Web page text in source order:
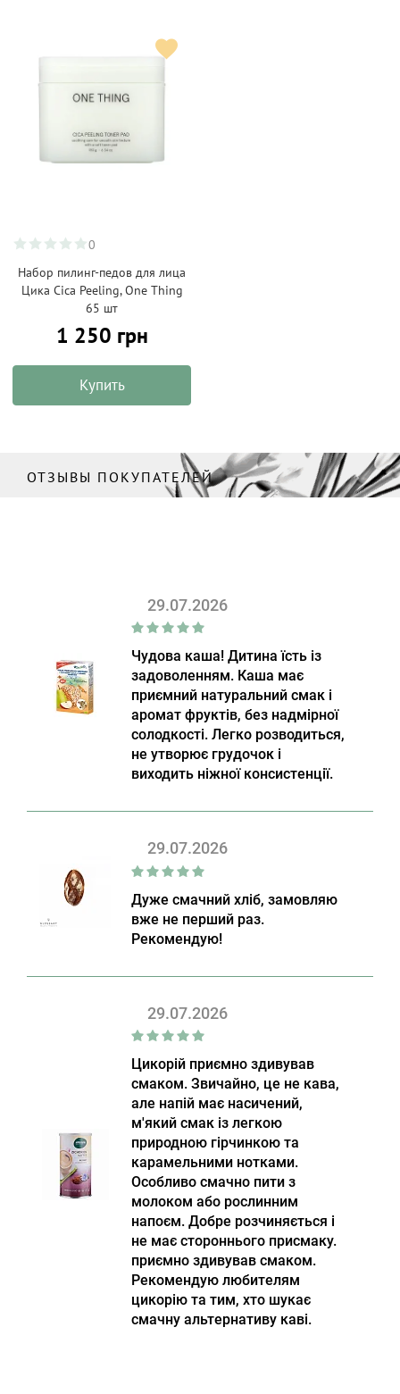
0
Набор пилинг-педов для лица
Цика Cica Peeling, One Thing
65 шт
1 250 грн
Купить
ОТЗЫВЫ ПОКУПАТЕЛЕЙ
29.07.2026
Чудова каша! Дитина їсть із
задоволенням. Каша має
приємний натуральний смак і
аромат фруктів, без надмірної
солодкості. Легко розводиться,
не утворює грудочок і
виходить ніжної консистенції.
29.07.2026
Дуже смачний хліб, замовляю
вже не перший раз.
Рекомендую!
29.07.2026
Цикорій приємно здивував
смаком. Звичайно, це не кава,
але напій має насичений,
м'який смак із легкою
природною гірчинкою та
карамельними нотками.
Особливо смачно пити з
молоком або рослинним
напоєм. Добре розчиняється і
не має стороннього присмаку.
приємно здивував смаком.
Рекомендую любителям
цикорію та тим, хто шукає
смачну альтернативу каві.